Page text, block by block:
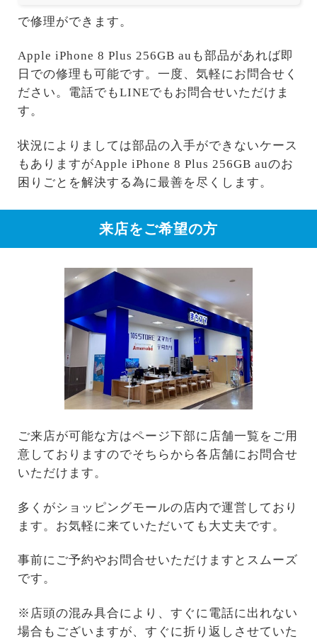
で修理ができます。
Apple iPhone 8 Plus 256GB auも部品があれば即
日での修理も可能です。一度、気軽にお問合せく
ださい。電話でもLINEでもお問合せいただけま
す。
状況によりましては部品の入手ができないケース
もありますがApple iPhone 8 Plus 256GB auのお
困りごとを解決する為に最善を尽くします。
来店をご希望の方
ご来店が可能な方はページ下部に店舗一覧をご用
意しておりますのでそちらから各店舗にお問合せ
いただけます。
多くがショッピングモールの店内で運営しており
ます。お気軽に来ていただいても大丈夫です。
事前にご予約やお問合せいただけますとスムーズ
です。
※店頭の混み具合により、すぐに電話に出れない
場合もございますが、すぐに折り返しさせていた